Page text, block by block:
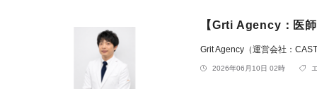
【Grti Agency：医
Grit Agency（運営会社：
2026年06月10日 02時